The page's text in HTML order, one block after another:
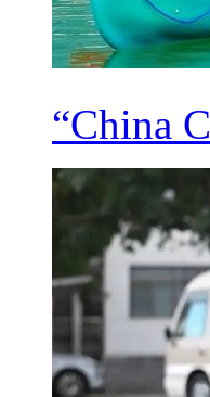
“China